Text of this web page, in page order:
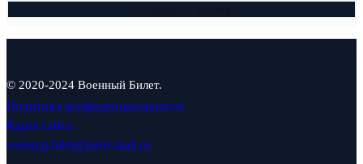
© 2020-2024 Военный Билет.
Политика конфиденциальности
Карта сайта
voennyj-bilet@jurist-mail.ru